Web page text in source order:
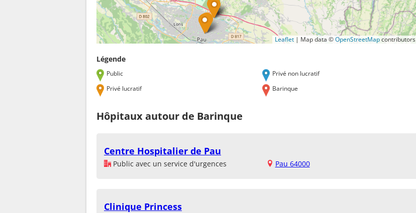
Leaflet | Map data ©OpenStreetMapcontributors
Légende
Public
Privé non lucratif
Privé lucratif
Barinque
Hôpitaux autour de Barinque
Centre Hospitalier de Pau
Public avec un service d'urgences Pau 64000
Clinique Princess